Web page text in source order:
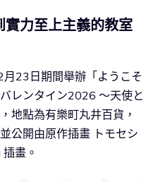
力至上主義的教室
23日期間舉辦「ようこそ
レンタイン2026 ～天使と
地點為有樂町丸井百貨，
公開由原作插畫 トモセシ
畫。